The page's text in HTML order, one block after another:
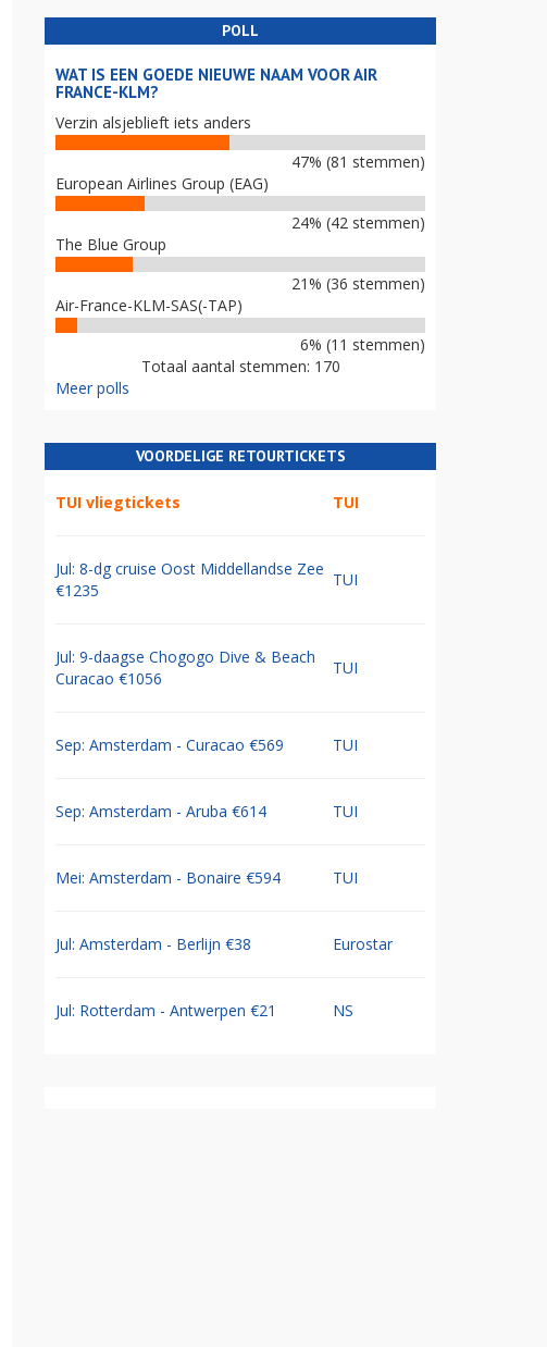
POLL
WAT IS EEN GOEDE NIEUWE NAAM VOOR AIR
FRANCE-KLM?
Verzin alsjeblieft iets anders
47% (81 stemmen)
European Airlines Group (EAG)
24% (42 stemmen)
The Blue Group
21% (36 stemmen)
Air-France-KLM-SAS(-TAP)
6% (11 stemmen)
Totaal aantal stemmen: 170
Meer polls
VOORDELIGE RETOURTICKETS
TUI vliegtickets TUI
Jul: 8-dg cruise Oost Middellandse Zee
€1235
TUI
Jul: 9-daagse Chogogo Dive & Beach
Curacao €1056
TUI
Sep: Amsterdam - Curacao €569 TUI
Sep: Amsterdam - Aruba €614 TUI
Mei: Amsterdam - Bonaire €594 TUI
Jul: Amsterdam - Berlijn €38 Eurostar
Jul: Rotterdam - Antwerpen €21 NS